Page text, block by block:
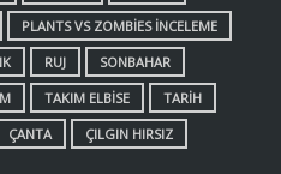
PLANTS VS ZOMBIES INCELEME
RUJ
SONBAHAR
TAKIM ELBISE
TARIH
ÇANTA ÇILGIN HIRSIZ